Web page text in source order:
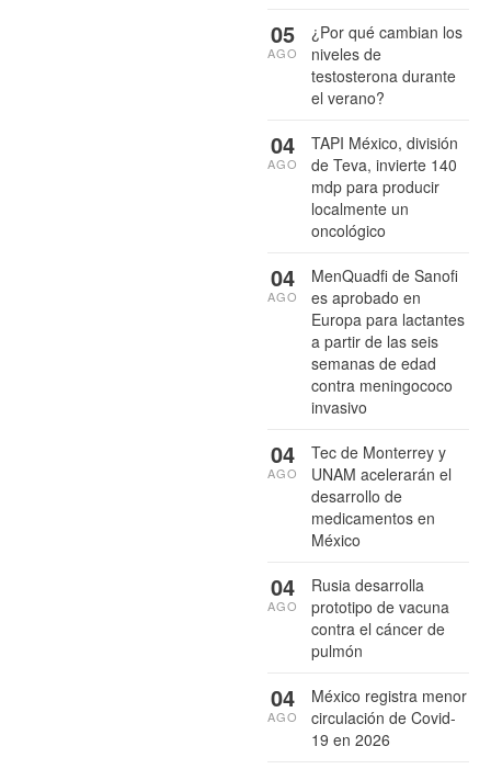
¿Por qué cambian los
niveles de
testosterona durante
el verano?
05
AGO
TAPI México, división
de Teva, invierte 140
mdp para producir
localmente un
oncológico
04
AGO
MenQuadfi de Sanofi
es aprobado en
Europa para lactantes
a partir de las seis
semanas de edad
contra meningococo
invasivo
04
AGO
Tec de Monterrey y
UNAM acelerarán el
desarrollo de
medicamentos en
México
04
AGO
Rusia desarrolla
prototipo de vacuna
contra el cáncer de
pulmón
04
AGO
México registra menor
circulación de Covid-
19 en 2026
04
AGO